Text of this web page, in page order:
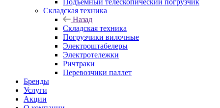
Подъемный телескопический погрузчик
Складская техника
Назад
Складская техника
Погрузчики вилочные
Электроштабелеры
Электротележки
Ричтраки
Перевозчики паллет
Бренды
Услуги
Акции